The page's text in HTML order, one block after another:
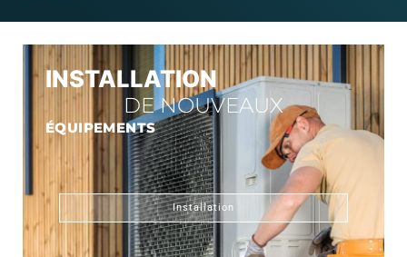
INSTALLATION
DE NOUVEAUX
ÉQUIPEMENTS
Installation